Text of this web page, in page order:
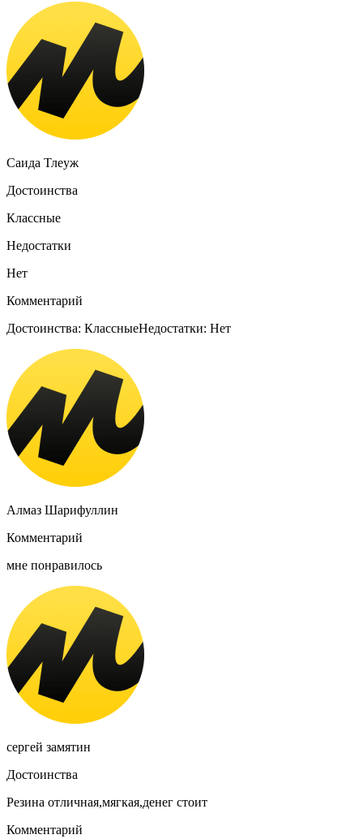
Саида Тлеуж
Достоинства
Классные
Недостатки
Нет
Комментарий
Достоинства: КлассныеНедостатки: Нет
Алмаз Шарифуллин
Комментарий
мне понравилось
сергей замятин
Достоинства
Резина отличная,мягкая,денег стоит
Комментарий